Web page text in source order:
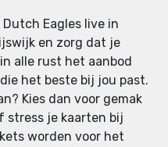
Eagles live in
en zorg dat je
alle rust het aanbod
het beste bij jou past.
Kies dan voor gemak
stress je kaarten bij
worden voor het